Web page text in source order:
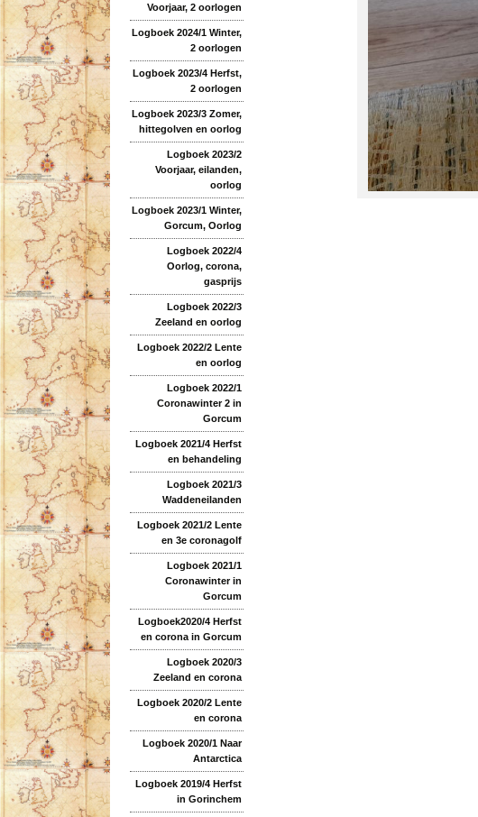
Voorjaar, 2 oorlogen
Logboek 2024/1 Winter,
2 oorlogen
Logboek 2023/4 Herfst,
2 oorlogen
Logboek 2023/3 Zomer,
hittegolven en oorlog
Logboek 2023/2
Voorjaar, eilanden,
oorlog
Logboek 2023/1 Winter,
Gorcum, Oorlog
Logboek 2022/4
Oorlog, corona,
gasprijs
Logboek 2022/3
Zeeland en oorlog
Logboek 2022/2 Lente
en oorlog
Logboek 2022/1
Coronawinter 2 in
Gorcum
Logboek 2021/4 Herfst
en behandeling
Logboek 2021/3
Waddeneilanden
Logboek 2021/2 Lente
en 3e coronagolf
Logboek 2021/1
Coronawinter in
Gorcum
Logboek2020/4 Herfst
en corona in Gorcum
Logboek 2020/3
Zeeland en corona
Logboek 2020/2 Lente
en corona
Logboek 2020/1 Naar
Antarctica
Logboek 2019/4 Herfst
in Gorinchem